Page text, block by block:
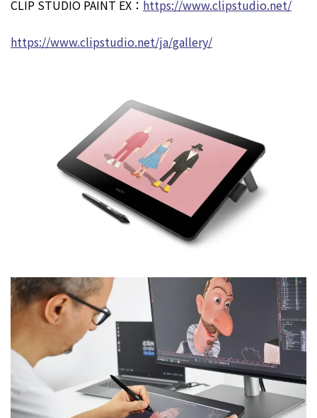
CLIP STUDIO PAINT EX： https://www.clipstudio.net/
https://www.clipstudio.net/ja/gallery/